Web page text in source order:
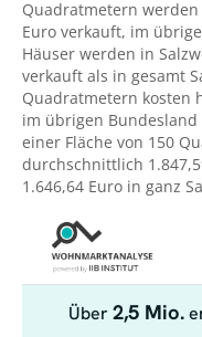
Quadratmetern
Euro verkauft, im
Häuser werden in
verkauft als in gesamt
Quadratmetern kosten
im übrigen Bundesland
einer Fläche von 150
durchschnittlich
1.646,64 Euro in ganz